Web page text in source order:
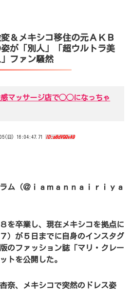
変＆メキシコ移住の元ＡＫＢ
が「別人」「超ウルトラ美
」ファン騒然
マッサージ店で◯◯になっちゃ
日) 16:04:47.71 ID:a8dVQQvA9
ム（＠ｉａｍａｎｎａｉｒｉｙａ
を卒業し、現在メキシコを拠点に
）が５日までに自身のインスタグ
のファッション誌「マリ・クレー
トを公開した。
奈、メキシコで突然のドレス姿